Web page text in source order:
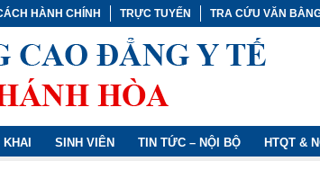
HÀNH CHÍNH TRỰC TUYẾN TRA CỨU VĂN
SINH VIÊN TIN TỨC – NỘI BỘ HTQT &